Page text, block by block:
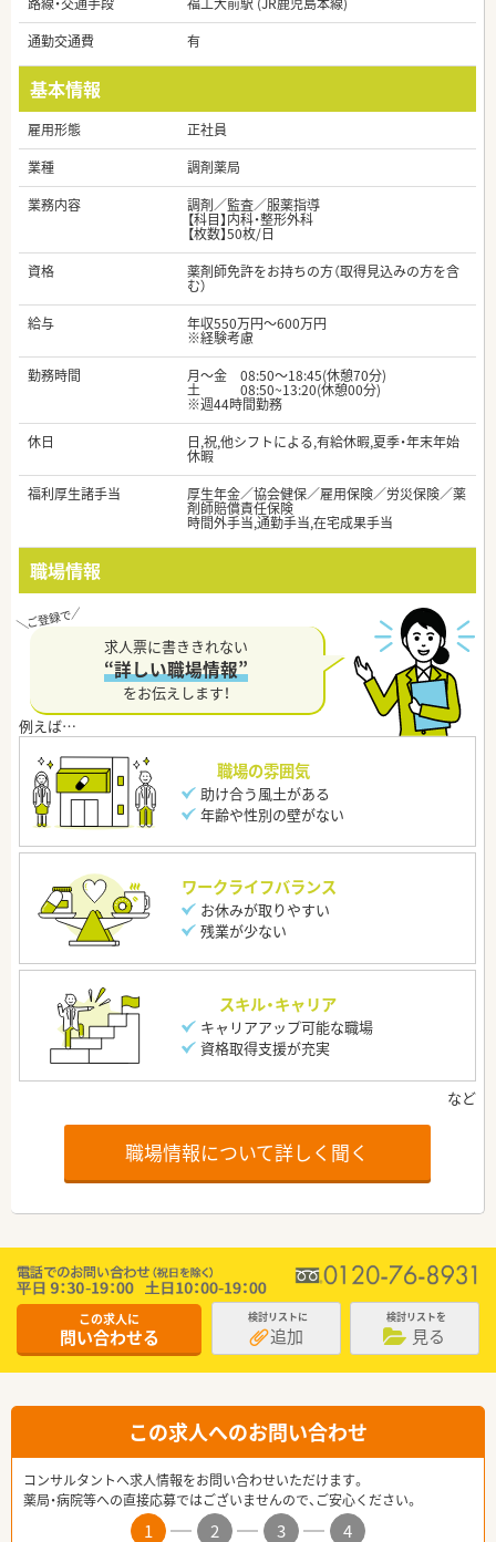
通勤交通費
有
基本情報
雇用形態
正社員
業種
調剤薬局
業務内容
調剤／監査／服薬指導
【科目】内科・整形外科
【枚数】50枚/日
資格
薬剤師免許をお持ちの方（取得見込みの方を含
む）
給与
年収550万円～600万円
※経験考慮
勤務時間
月～金 08:50～18:45(休憩70分)
土 08:50~13:20(休憩00分)
※週44時間勤務
休日
日,祝,他シフトによる,有給休暇,夏季・年末年始
休暇
福利厚生諸手当
厚生年金／協会健保／雇用保険／労災保険／薬
剤師賠償責任保険
時間外手当,通勤手当,在宅成果手当
職場情報
求人票に書ききれない
“詳しい職場情報”
をお伝えします！
職場の雰囲気
助け合う風土がある
年齢や性別の壁がない
ワークライフバランス
お休みが取りやすい
残業が少ない
スキル・キャリア
キャリアアップ可能な職場
資格取得支援が充実
職場情報について詳しく聞く
この求人に
問い合わせる
検討リストに
追加
検討リストを
見る
この求人へのお問い合わせ
コンサルタントへ求人情報をお問い合わせいただけます。
薬局・病院等への直接応募ではございませんので、ご安心ください。
1 2 3 4